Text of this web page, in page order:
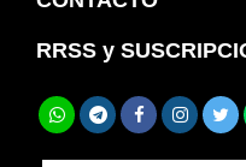
RRSS y